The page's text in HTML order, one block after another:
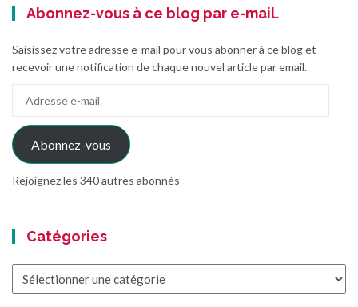
Abonnez-vous à ce blog par e-mail.
Saisissez votre adresse e-mail pour vous abonner à ce blog et
recevoir une notification de chaque nouvel article par email.
mail
Abonnez-vous
Rejoignez les 340 autres abonnés
Catégories